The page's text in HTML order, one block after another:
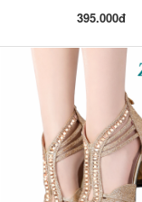
395.000đ